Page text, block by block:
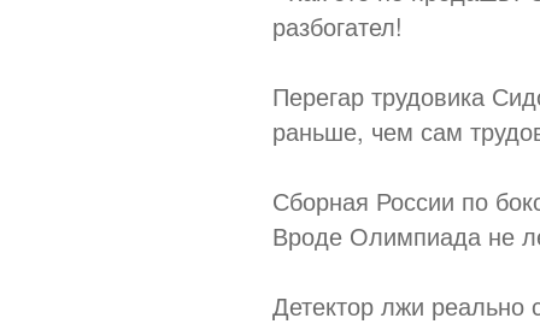
разбогател!
Перегар трудовика
раньше, чем сам
Сборная России по
Вроде Олимпиада не
Детектор лжи реально